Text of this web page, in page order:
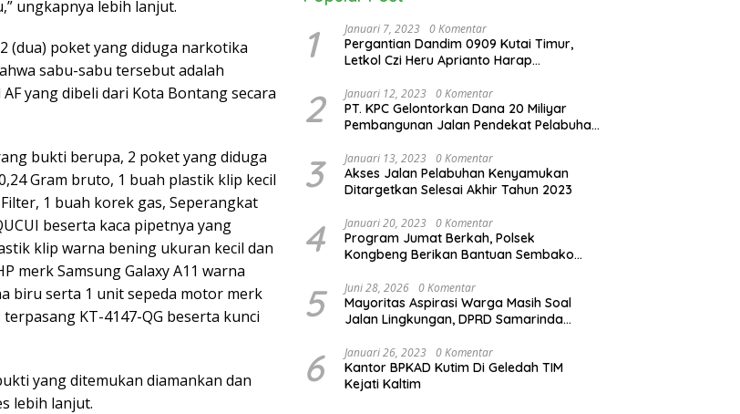
ungkapnya lebih lanjut.
(dua) poket yang diduga narkotika
sabu-sabu tersebut adalah
yang dibeli dari Kota Bontang secara
bukti berupa, 2 poket yang diduga
Gram bruto, 1 buah plastik klip kecil
1 buah korek gas, Seperangkat
beserta kaca pipetnya yang
klip warna bening ukuran kecil dan
merk Samsung Galaxy A11 warna
biru serta 1 unit sepeda motor merk
KT-4147-QG beserta kunci
yang ditemukan diamankan dan
lebih lanjut.
1 Januari 7, 2023 0 Komentar
Pergantian Dandim 0909 Kutai Timur,
Letkol Czi Heru Aprianto Harap
2 Januari 12, 2023 0 Komentar
PT. KPC Gelontorkan Dana 20 Miliyar
Pembangunan Jalan Pendekat Pelabuhan
3 Januari 13, 2023 0 Komentar
Akses Jalan Pelabuhan Kenyamukan
Ditargetkan Selesai Akhir Tahun 2023
4 Januari 20, 2023 0 Komentar
Program Jumat Berkah, Polsek
Kongbeng Berikan Bantuan Sembako
Yatim
5 Juni 28, 2026 0 Komentar
Mayoritas Aspirasi Warga Masih Soal
Jalan Lingkungan, DPRD Samarinda
6 Januari 26, 2023 0 Komentar
Kantor BPKAD Kutim Di Geledah TIM
Kejati Kaltim